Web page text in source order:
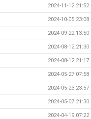
2024-11-12 21:52
2024-10-05 23:08
2024-09-22 13:50
2024-08-12 21:30
2024-08-12 21:17
2024-05-27 07:58
2024-05-23 23:57
2024-05-07 21:30
2024-04-19 07:22